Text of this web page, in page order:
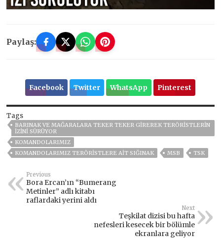
Paylaş:
Facebook Twitter WhatsApp Pinterest
Tags
BARINAK VE MAĞARALARA TEKER TEKER GIREREK TERÖRISTLERIN
İZINI SÜRÜYOR
KOMANDOLARIMIZ
KOMANDOLARIMIZ TERÖRISTLERE AIT SIĞINAK
MSB TSK
Previous
Bora Ercan’ın “Bumerang
Metinler” adlı kitabı
raflardaki yerini aldı
Next
Teşkilat dizisi bu hafta
nefesleri kesecek bir bölümle
ekranlara geliyor